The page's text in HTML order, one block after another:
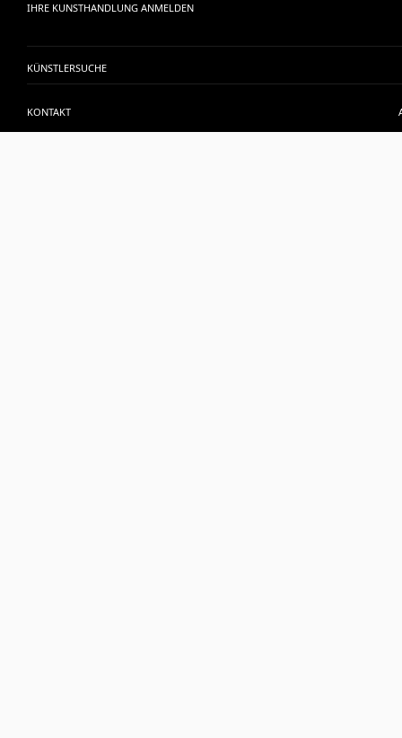
IHRE KUNSTHANDLUNG ANMELDEN
KÜNSTLERSUCHE
KONTAKT